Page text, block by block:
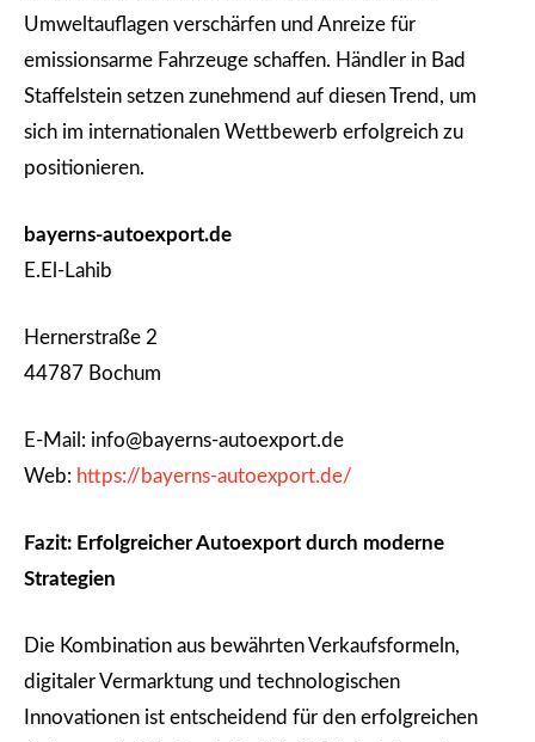
Umweltauflagen verschärfen und Anreize für
emissionsarme Fahrzeuge schaffen. Händler in Bad
Staffelstein setzen zunehmend auf diesen Trend, um
sich im internationalen Wettbewerb erfolgreich zu
positionieren.
bayerns-autoexport.de
E.El-Lahib
Hernerstraße 2
44787 Bochum
E-Mail: info@bayerns-autoexport.de
Web: https://bayerns-autoexport.de/
Fazit: Erfolgreicher Autoexport durch moderne
Strategien
Die Kombination aus bewährten Verkaufsformeln,
digitaler Vermarktung und technologischen
Innovationen ist entscheidend für den erfolgreichen